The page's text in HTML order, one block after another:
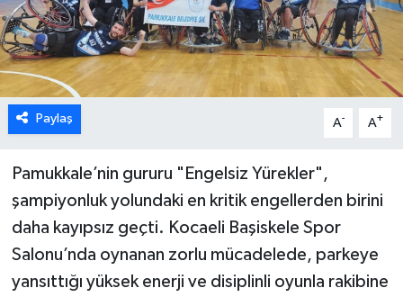
Paylaş A- A+
Pamukkale’nin gururu "Engelsiz Yürekler",
şampiyonluk yolundaki en kritik engellerden birini
daha kayıpsız geçti. Kocaeli Başiskele Spor
Salonu’nda oynanan zorlu mücadelede, parkeye
yansıttığı yüksek enerji ve disiplinli oyunla rakibine